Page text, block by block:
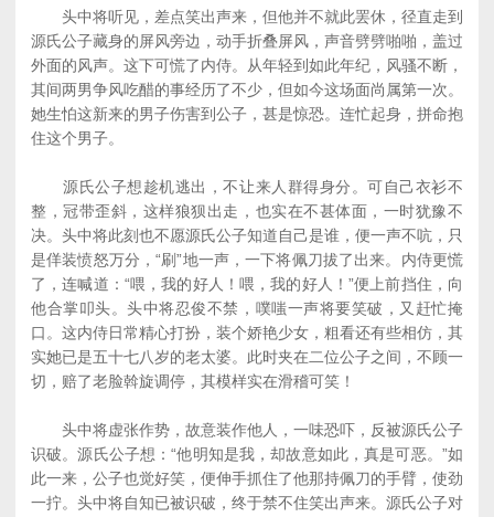
头中将听见，差点笑出声来，但他并不就此罢休，径直走到
源氏公子藏身的屏风旁边，动手折叠屏风，声音劈劈啪啪，盖过
外面的风声。这下可慌了内侍。从年轻到如此年纪，风骚不断，
其间两男争风吃醋的事经历了不少，但如今这场面尚属第一次。
她生怕这新来的男子伤害到公子，甚是惊恐。连忙起身，拼命抱
住这个男子。
源氏公子想趁机逃出，不让来人群得身分。可自己衣衫不
整，冠带歪斜，这样狼狈出走，也实在不甚体面，一时犹豫不
决。头中将此刻也不愿源氏公子知道自己是谁，便一声不吭，只
是佯装愤怒万分，“刷”地一声，一下将佩刀拔了出来。内侍更慌
了，连喊道：“喂，我的好人！喂，我的好人！”便上前挡住，向
他合掌叩头。头中将忍俊不禁，噗嗤一声将要笑破，又赶忙掩
口。这内侍日常精心打扮，装个娇艳少女，粗看还有些相仿，其
实她已是五十七八岁的老太婆。此时夹在二位公子之间，不顾一
切，赔了老脸斡旋调停，其模样实在滑稽可笑！
头中将虚张作势，故意装作他人，一味恐吓，反被源氏公子
识破。源氏公子想：“他明知是我，却故意如此，真是可恶。”如
此一来，公子也觉好笑，便伸手抓住了他那持佩刀的手臂，使劲
一拧。头中将自知已被识破，终于禁不住笑出声来。源氏公子对